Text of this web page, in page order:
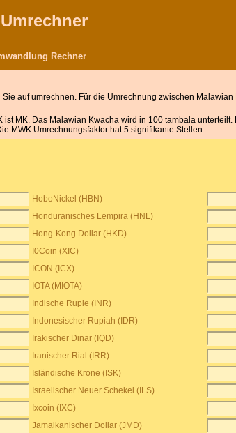
Rechner
auf umrechnen. Für die Umrechnung zwischen
MK. Das Malawian Kwacha wird in 100 tambala unterteilt.
MWK Umrechnungsfaktor hat 5 signifikante Stellen.
HoboNickel (HBN)
Honduranisches Lempira (HNL)
Hong-Kong Dollar (HKD)
I0Coin (XIC)
ICON (ICX)
IOTA (MIOTA)
Indische Rupie (INR)
Indonesischer Rupiah (IDR)
Irakischer Dinar (IQD)
Iranischer Rial (IRR)
Isländische Krone (ISK)
Israelischer Neuer Schekel (ILS)
Ixcoin (IXC)
Jamaikanischer Dollar (JMD)